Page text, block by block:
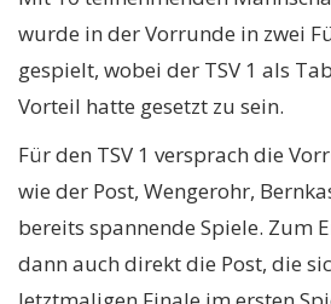
wurde in der Vorrunde in zwei
gespielt, wobei der TSV 1 als
Vorteil hatte gesetzt zu sein.
Für den TSV 1 versprach die
wie der Post, Wengerohr,
bereits spannende Spiele. Zum
dann auch direkt die Post, die